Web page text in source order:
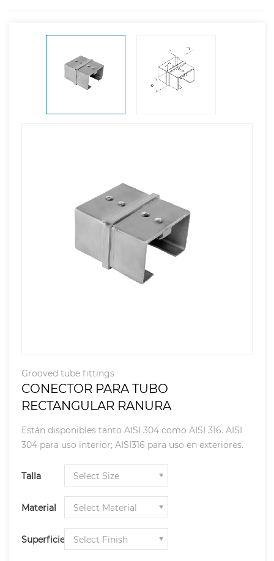
Grooved tube fittings
CONECTOR PARA TUBO
RECTANGULAR RANURA
Están disponibles tanto AISI 304 como AISI 316. AISI
304 para uso interior; AISI316 para uso en exteriores.
Talla
Material
Superficie